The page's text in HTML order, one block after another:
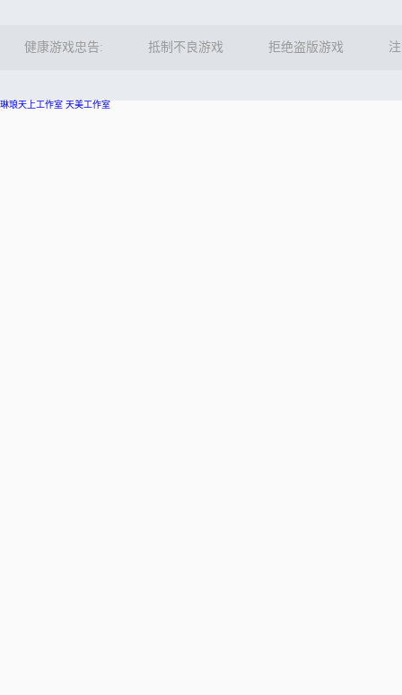
健康游戏忠告: 抵制不良游戏 拒绝盗版游戏
琳琅天上工作室 天美工作室